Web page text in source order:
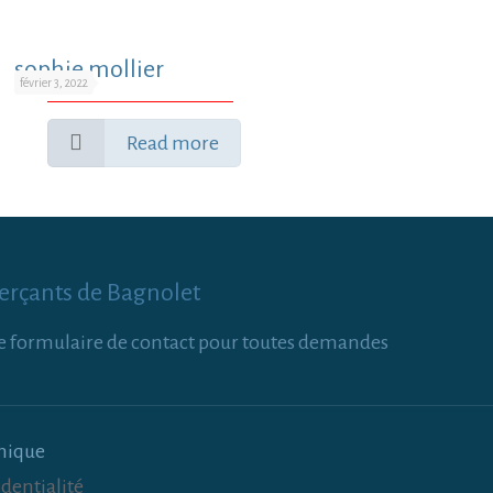
février 3, 2022
sophie mollier
Read more
de Bagnolet
formulaire de contact pour toutes demandes